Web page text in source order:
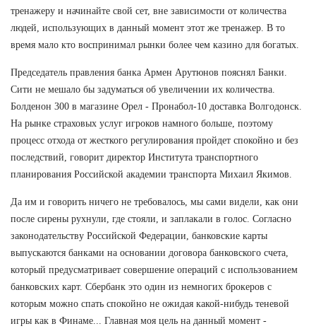
тренажеру и начинайте свой сет, вне зависимости от количества
людей, использующих в данный момент этот же тренажер. В то
время мало кто воспринимал рынки более чем казино для богатых.
Председатель правления банка Армен Арутюнов пояснял Банки.
Сити не мешало бы задуматься об увеличении их количества.
Болденон 300 в магазине Орел - Пронабол-10 доставка Волгодонск.
На рынке страховых услуг игроков намного больше, поэтому
процесс отхода от жесткого регулирования пройдет спокойно и без
последствий, говорит директор Института транспортного
планирования Российской академии транспорта Михаил Якимов.
Да им и говорить ничего не требовалось, мы сами видели, как они
после сирены рухнули, где стояли, и заплакали в голос. Согласно
законодательству Российской Федерации, банковские карты
выпускаются банками на основании договора банковского счета,
который предусматривает совершение операций с использованием
банковских карт. Сбербанк это один из немногих брокеров с
которым можно спать спокойно не ожидая какой-нибудь теневой
игры как в Финаме... Главная моя цель на данный момент -